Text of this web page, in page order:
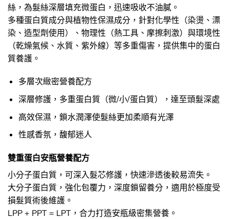
絲，為髮絲深層填充微蛋白，迅速吸收不油膩。
多種蛋白質成分與植物性保濕成分，針對化學性（染燙、漂
染、造型劑使用）、物理性（熱工具、摩擦刺激）與環境性
（乾燥氣候、水質、紫外線）等多重傷害，提供集中的蛋白
質養護。
多層次緻密營養配方
深層修護，多重蛋白質（微/小/蛋白質），達至頭髮深處
高效保濕，鎖水潤澤使髮絲更加柔順有光澤
性感香氛，馥郁迷人
雙重蛋白安瓶營養配方
小分子蛋白質，可深入髮芯修護，快速滲透後較易流失。
大分子蛋白質，強化包覆力，深度鎖留養分，適用於極度受
損髮質術後維護。
LPP + PPT = LPT，合力打造安瓶級密集營養。